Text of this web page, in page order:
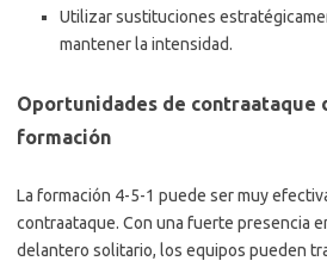
Utilizar sustituciones
mantener la intensidad.
Oportunidades de contraataque
formación
La formación 4-5-1 puede ser muy
contraataque. Con una fuerte presencia
delantero solitario, los equipos pueden